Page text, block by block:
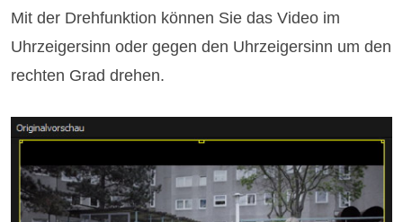
Mit der Drehfunktion können Sie das Video im
Uhrzeigersinn oder gegen den Uhrzeigersinn um den
rechten Grad drehen.